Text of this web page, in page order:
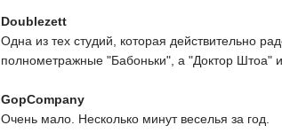
Doublezett
Одна из тех студий, которая действительно
полнометражные "Бабоньки", а "Доктор Штоа"
GopCompany
Очень мало. Несколько минут веселья за год.